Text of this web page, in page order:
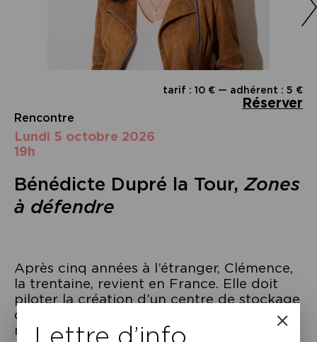
tarif : 10 € — adhérent : 5 €
Réserver
Rencontre
lundi 5 octobre 2026
19h
Bénédicte Dupré la Tour, Zones
à défendre
Après cinq années à l’étranger, Clémence,
la trentaine, revient en France. Elle doit
piloter la création d’un centre de stockage
de déchets à Saint-Romain. Ce village,
malheureusement, c’est celui où vit sa
Lettre d’info